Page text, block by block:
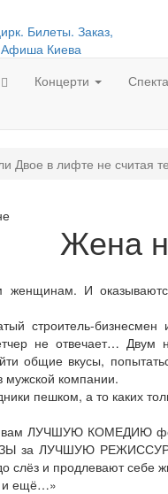
Концерти
Двое в лифте не считая
Жена
И
строитель-
не отвечает… Двум
общие вкусы,
мужской компании.
пешком, а то каких
вам ЛУЧШУЮ КОМЕДИЮ
за ЛУЧШУЮ
слёз и продлевают себе
и ещё…»